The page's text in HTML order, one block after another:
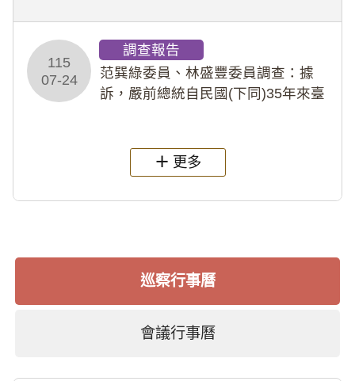
術倫理等情案調查報告。(115教調
31)
115
07-24
調查報告
范巽綠委員、林盛豐委員調查：據
訴，嚴前總統自民國(下同)35年來臺
過世後，總統府於89年間函請其家屬
繼續留住
更多
巡察行事曆
會議行事曆